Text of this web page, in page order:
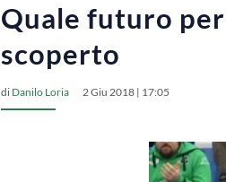
Quale futuro
scoperto
di Danilo Loria 2 Giu 2018 | 17:05